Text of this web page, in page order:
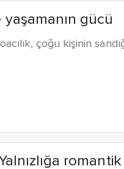
yaşamanın gücü
çoğu kişinin
romantik